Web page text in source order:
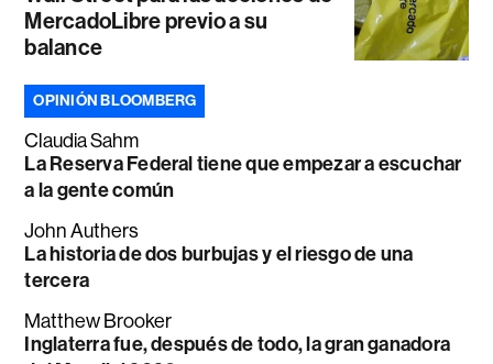
MercadoLibre previo a su
balance
OPINIÓN BLOOMBERG
Claudia Sahm
La Reserva Federal tiene que empezar a escuchar
a la gente común
John Authers
La historia de dos burbujas y el riesgo de una
tercera
Matthew Brooker
Inglaterra fue, después de todo, la gran ganadora